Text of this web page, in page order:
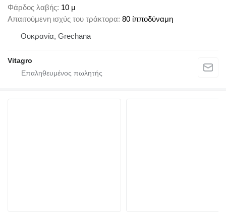
Φάρδος λαβής 10 μ
Απαιτούμενη ισχύς του τράκτορα 80 ίπποδύναμη
Ουκρανία, Grechana
Vitagro